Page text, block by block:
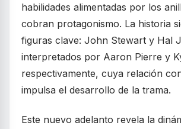
habilidades alimentadas por los
cobran protagonismo. La historia
figuras clave: John Stewart y Hal
interpretados por Aaron Pierre y
respectivamente, cuya relación
impulsa el desarrollo de la trama.
Este nuevo adelanto revela la